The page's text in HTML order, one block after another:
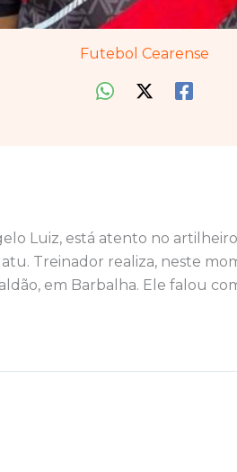
Futebol Cearense
Luiz, está atento no
Treinador realiza, neste
em Barbalha. Ele falou